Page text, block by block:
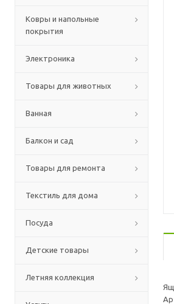
Ковры и напольные
покрытия
Электроника
Товары для животных
Ванная
Балкон и сад
Товары для ремонта
Текстиль для дома
Посуда
Детские товары
Летняя коллекция